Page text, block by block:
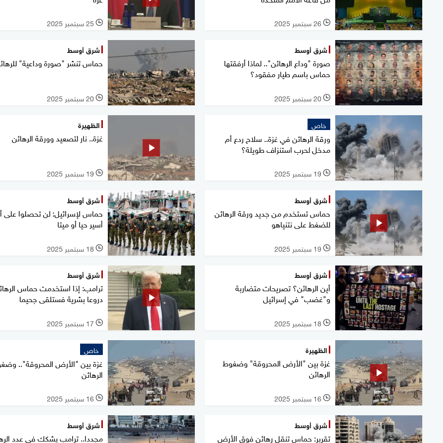
l 26 سبتمبر 2025 l 25 سبتمبر 2025
شرق أوسط
صورة "وداع الرهائن".. لماذا أرفقتها
حماس باسم طيار مفقود؟
l 20 سبتمبر 2025
شرق أوسط
حماس تنشر "صورة وداعية"
l 20 سبتمبر 2025
خاص
ورقة الرهائن في غزة.. سلاح ردع أم
مدخل لحرب استنزاف طويلة؟
l 19 سبتمبر 2025
الظهيرة
غزة.. نار لتصعيد وورقة الرهائن
l 19 سبتمبر 2025
شرق أوسط
حماس تستخدم من جديد ورقة الرهائن
للضغط على نتنياهو
l 19 سبتمبر 2025
شرق أوسط
حماس لإسرائيل: لن تحصلوا على
أسير حيا أو ميتا
l 18 سبتمبر 2025
شرق أوسط
أين الرهائن؟ تصريحات متضاربة
و"غضب" في إسرائيل
l 18 سبتمبر 2025
شرق أوسط
ترامب: إذا استخدمت حماس
دروعا بشرية فستلقى جحيما
l 17 سبتمبر 2025
الظهيرة
غزة بين "الأرض المحروقة" وضغوط
الرهائن
l 16 سبتمبر 2025
خاص
غزة بين "الأرض المحروقة"..
الرهائن
l 16 سبتمبر 2025
شرق أوسط
تقرير: حماس تنقل رهائن فوق الأرض
شرق أوسط
مجددا.. ترامب يشكك في عدد